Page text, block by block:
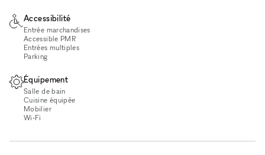
Accessibilité
Entrée marchandises
Accessible PMR
Entrées multiples
Parking
Équipement
Salle de bain
Cuisine équipée
Mobilier
Wi‑Fi